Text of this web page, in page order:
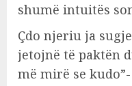
shumë intuitës
Çdo njeriu ja
jetojnë të paktën
më mirë se